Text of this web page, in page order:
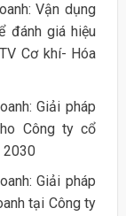
Vận dụng
đánh giá hiệu
Cơ khí- Hóa
Giải pháp
Công ty cổ
2030
Giải pháp
tại Công ty